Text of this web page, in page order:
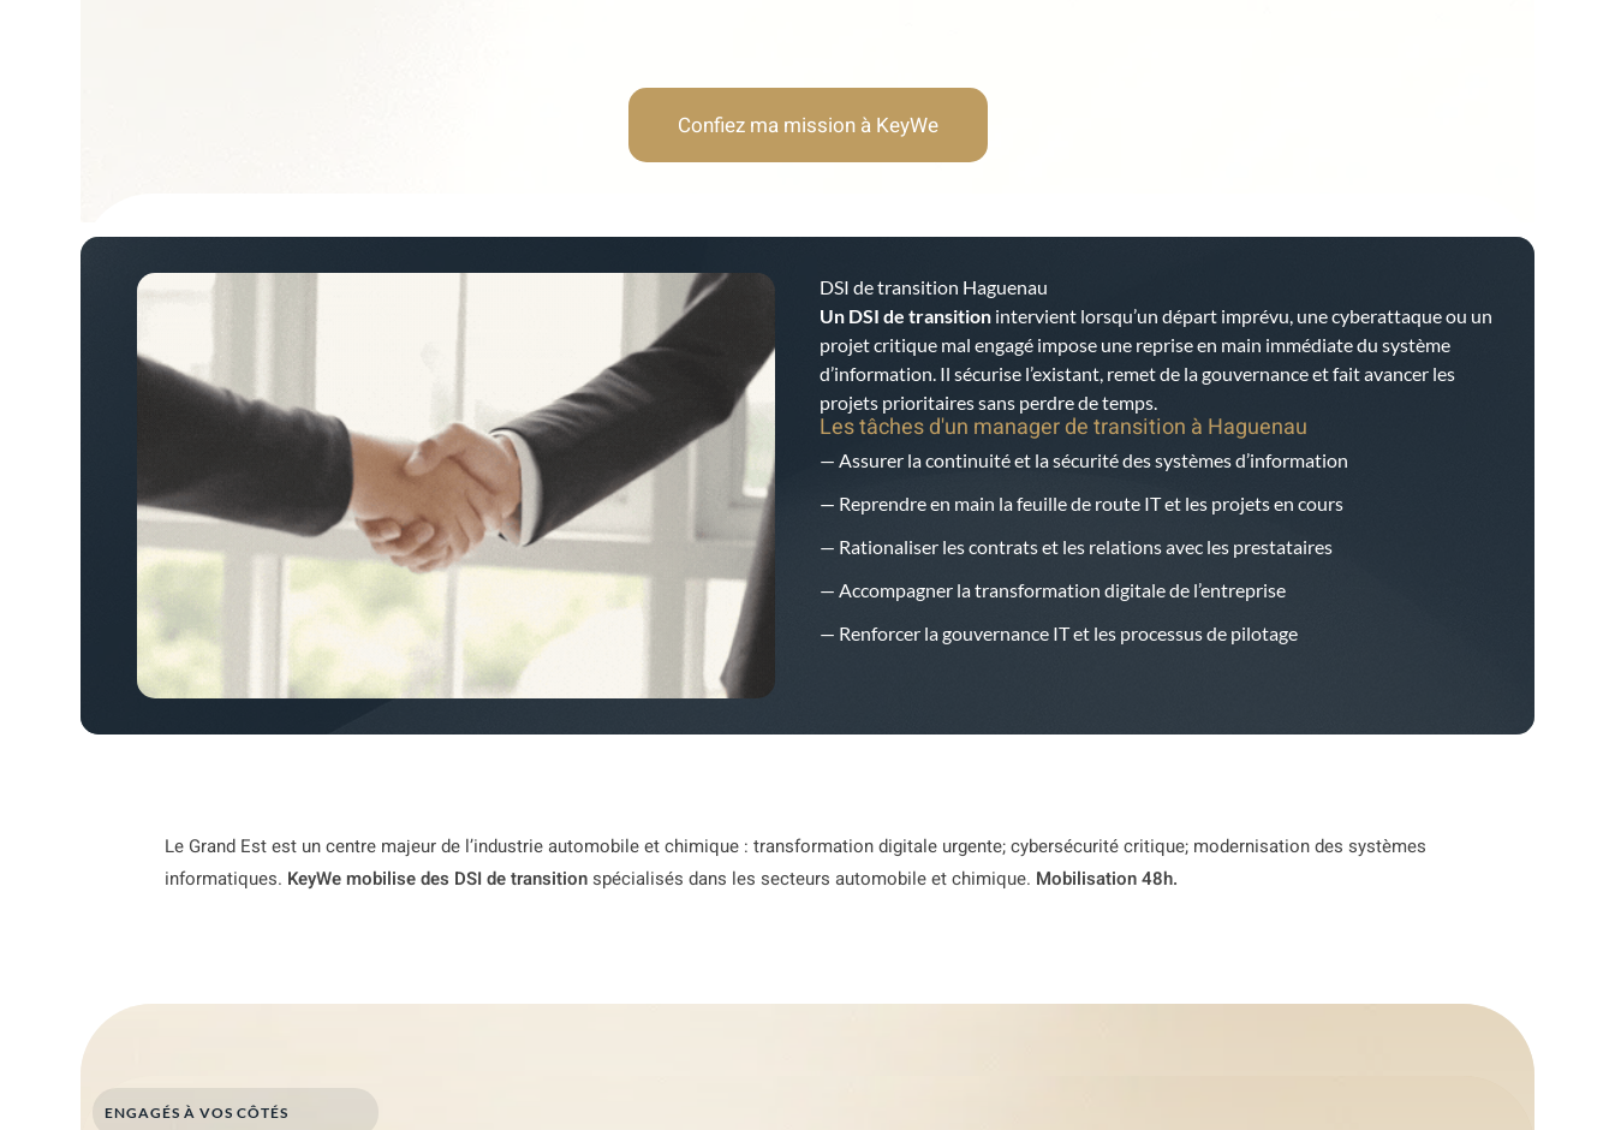
Confiez ma mission à KeyWe
DSI de transition Haguenau
Un DSI de transition intervient lorsqu’un départ imprévu, une cyberattaque ou un
projet critique mal engagé impose une reprise en main immédiate du système
d’information. Il sécurise l’existant, remet de la gouvernance et fait avancer les
projets prioritaires sans perdre de temps.
Les tâches d'un manager de transition à Haguenau
— Assurer la continuité et la sécurité des systèmes d’information
— Reprendre en main la feuille de route IT et les projets en cours
— Rationaliser les contrats et les relations avec les prestataires
— Accompagner la transformation digitale de l’entreprise
— Renforcer la gouvernance IT et les processus de pilotage
Le Grand Est est un centre majeur de l’industrie automobile et chimique : transformation digitale urgente; cybersécurité critique; modernisation des systèmes
informatiques. KeyWe mobilise des DSI de transition spécialisés dans les secteurs automobile et chimique. Mobilisation 48h.
ENGAGÉS À VOS CÔTÉS